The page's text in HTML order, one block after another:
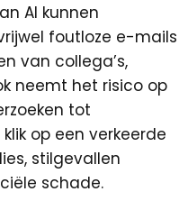
AI kunnen
foutloze e-mails
van collega’s,
neemt het risico op
tot
op een verkeerde
stilgevallen
schade.